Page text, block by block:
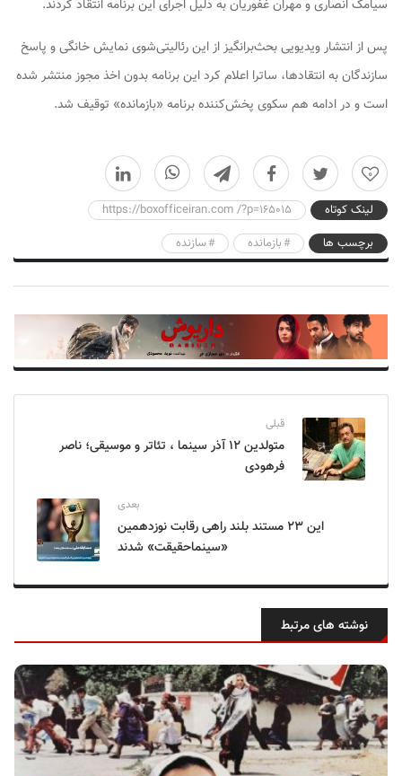
سیامک انصاری و مهران غفوریان به دلیل اجرای این برنامه انتقاد کردند.
پس از انتشار ویدیویی بحث‌برانگیز از این رئالیتی‌شوی نمایش خانگی و پاسخ
سازندگان به انتقادها، ساترا اعلام کرد این برنامه بدون اخذ مجوز منتشر شده
است و در ادامه هم سکوی پخش‌کننده برنامه «بازمانده» توقیف شد.
0
لینک کوتاه
https://boxofficeiran.com /?p=165015
برچسب ها
بازمانده سازنده
قبلی
متولدین ۱۲ آذر سینما ، تئاتر و موسیقی؛ ناصر
فرهودی
بعدی
این ۲۳ مستند بلند راهی رقابت نوزدهمین
«سینماحقیقت» شدند
نوشته های مرتبط